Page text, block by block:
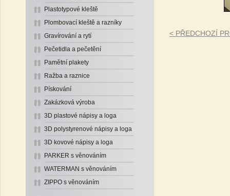
Plastotypové kleště
Plombovací kleště a razníky
Gravírování a rytí
Pečetidla a pečetění
Pamětní plakety
Ražba a raznice
Pískování
Zakázková výroba
3D plastové nápisy a loga
3D polystyrenové nápisy a loga
3D kovové nápisy a loga
PARKER s věnováním
WATERMAN s věnováním
ZIPPO s věnováním
< PŘEDCHOZÍ